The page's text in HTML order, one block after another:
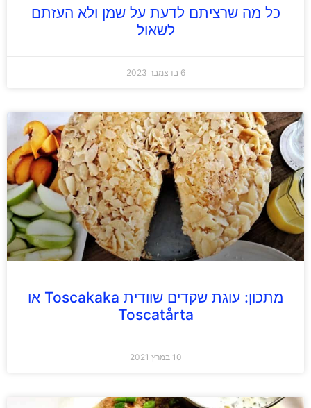
כל מה שרציתם לדעת על שמן ולא העזתם
לשאול
6 בדצמבר 2023
מתכון: עוגת שקדים שוודית Toscakaka או
Toscatårta
10 במרץ 2021